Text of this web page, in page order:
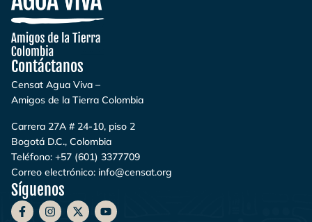
Contáctanos
Censat Agua Viva –
Amigos de la Tierra Colombia
Carrera 27A # 24-10, piso 2
Bogotá D.C., Colombia
Teléfono: +57 (601) 3377709
Correo electrónico: info@censat.org
Síguenos